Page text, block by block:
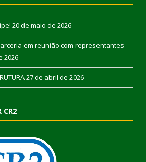
20 de maio de 2026
em reunião com representantes
2026
27 de abril de 2026
CR2